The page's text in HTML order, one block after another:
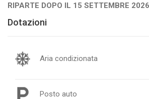
RIPARTE DOPO IL 15 SETTEMBRE
Dotazioni
Aria condizionata
Posto auto